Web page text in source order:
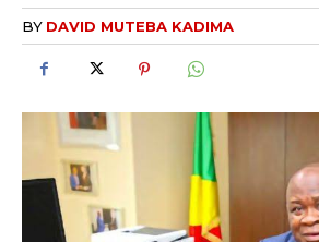
BY DAVID MUTEBA KADIMA